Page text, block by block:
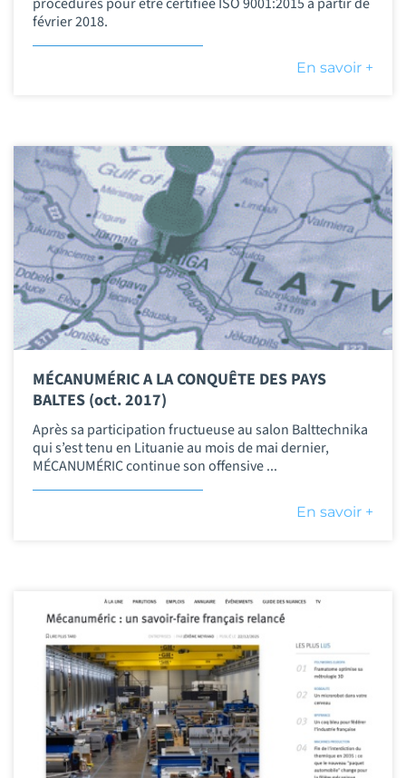
février 2018.
En savoir +
MÉCANUMÉRIC A LA CONQUÊTE DES PAYS
BALTES (oct. 2017)
Après sa participation fructueuse au salon Balttechnika
qui s’est tenu en Lituanie au mois de mai dernier,
MÉCANUMÉRIC continue son offensive ...
En savoir +